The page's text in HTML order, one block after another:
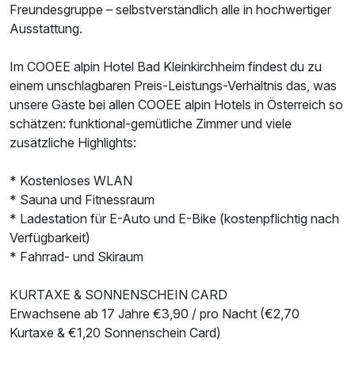
Ausstattung
Freundesgruppe – selbstverständlich alle in hochwertiger
Ausstattung.
Im COOEE alpin Hotel Bad Kleinkirchheim findest du zu
einem unschlagbaren Preis-Leistungs-Verhältnis das, was
unsere Gäste bei allen COOEE alpin Hotels in Österreich so
schätzen: funktional-gemütliche Zimmer und viele
zusätzliche Highlights:
* Kostenloses WLAN
* Sauna und Fitnessraum
* Ladestation für E-Auto und E-Bike (kostenpflichtig nach
Verfügbarkeit)
* Fahrrad- und Skiraum
KURTAXE & SONNENSCHEIN CARD
Erwachsene ab 17 Jahre €3,90 / pro Nacht (€2,70
Kurtaxe & €1,20 Sonnenschein Card)